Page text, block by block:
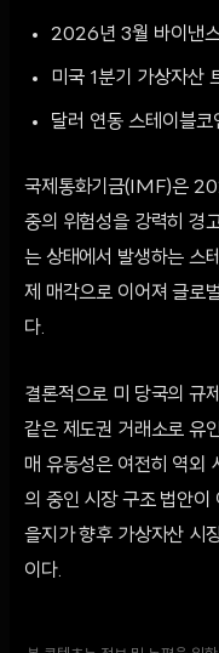
2026년 3월 바이낸
미국 1분기 가상자산
달러 연동 스테이블
국제통화기금(IMF)은
중의 위험성을 강력히 경
는 상태에서 발생하는 스
제 매각으로 이어져 글로
다.
결론적으로 미 당국의 규
같은 제도권 거래소로 유
매 유동성은 여전히 역외
의 중인 시장 구조 법안이
을지가 향후 가상자산 시
이다.